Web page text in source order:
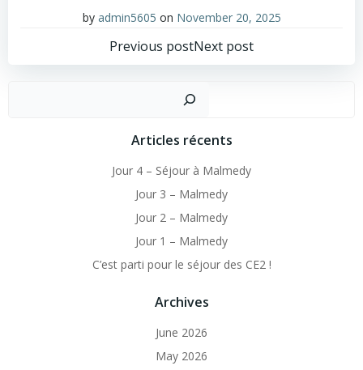
by admin5605 on November 20, 2025
Post
navigation
Previous postPost
navigation
Next post
Articles récents
Jour 4 – Séjour à Malmedy
Jour 3 – Malmedy
Jour 2 – Malmedy
Jour 1 – Malmedy
C’est parti pour le séjour des CE2 !
Archives
June 2026
May 2026